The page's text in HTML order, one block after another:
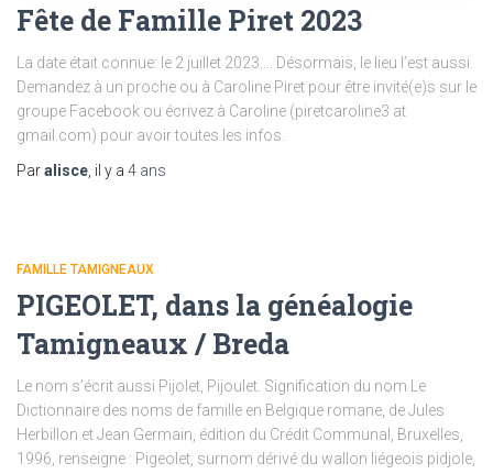
Fête de Famille Piret 2023
La date était connue: le 2 juillet 2023…. Désormais, le lieu l’est aussi.
Demandez à un proche ou à Caroline Piret pour être invité(e)s sur le
groupe Facebook ou écrivez à Caroline (piretcaroline3 at
gmail.com) pour avoir toutes les infos.
Paralisce , il y a 4 ans
FAMILLE TAMIGNEAUX
PIGEOLET, dans la généalogie
Tamigneaux / Breda
Le nom s’écrit aussi Pijolet, Pijoulet. Signification du nom Le
Dictionnaire des noms de famille en Belgique romane, de Jules
Herbillon et Jean Germain, édition du Crédit Communal, Bruxelles,
1996, renseigne : Pigeolet, surnom dérivé du wallon liégeois pidjole,